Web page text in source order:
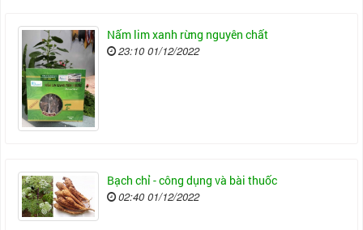
Nấm lim xanh rừng nguyên chất
23:10 01/12/2022
Bạch chỉ - công dụng và bài thuốc
02:40 01/12/2022